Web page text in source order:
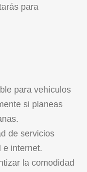
para
para vehículos
si planeas
de servicios
e internet.
la comodidad